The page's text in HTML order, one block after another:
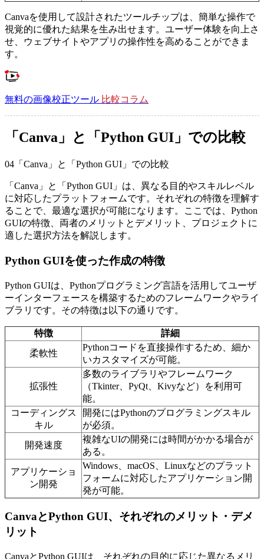
Canvaを使用して設計されたツールチップは、簡単な操作で
視覚的に優れた結果を生み出せます。ユーザー体験を向上さ
せ、ウェブサイトやアプリの操作性を高めることができま
す。
無料の画像校正ツール 比較コラム
「Canva」と「Python GUI」での比較
04 「Canva」と「Python GUI」での比較
「Canva」と「Python GUI」は、異なる目的やスキルレベル
に対応したプラットフォームです。それぞれの特徴を理解す
ることで、最適な選択が可能になります。ここでは、Python
GUIの特徴、両者のメリットとデメリット、プロジェクトに
適した選択方法を解説します。
Python GUIを使った作成の特徴
Python GUIは、Pythonプログラミング言語を活用してユーザ
ーインターフェースを構築するためのフレームワークやライ
ブラリです。その特徴は以下の通りです。
特徴
詳細
柔軟性
Pythonコードを直接操作するため、細か
いカスタマイズが可能。
拡張性
多数のライブラリやフレームワーク
（Tkinter、PyQt、Kivyなど）を利用可
能。
コーディングス
キル
開発にはPythonのプログラミングスキル
が必須。
開発速度
複雑なUIの開発には時間がかかる場合が
ある。
アプリケーショ
ン開発
Windows、macOS、Linuxなどのプラット
フォームに対応したアプリケーション開
発が可能。
CanvaとPython GUI、それぞれのメリット・デメ
リット
CanvaとPython GUIは、それぞれの目的に応じた異なるメリ